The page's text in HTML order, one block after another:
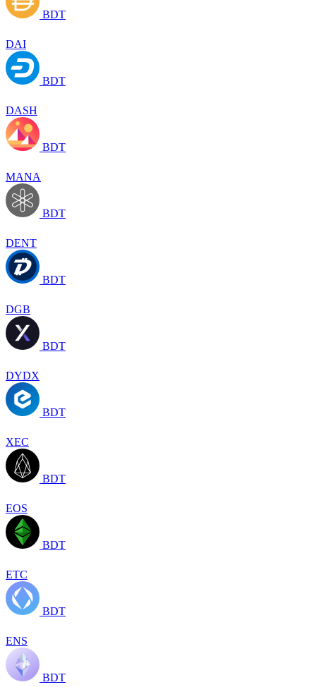
BDT
DAI
BDT
DASH
BDT
MANA
BDT
DENT
BDT
DGB
BDT
DYDX
BDT
XEC
BDT
EOS
BDT
ETC
BDT
ENS
BDT